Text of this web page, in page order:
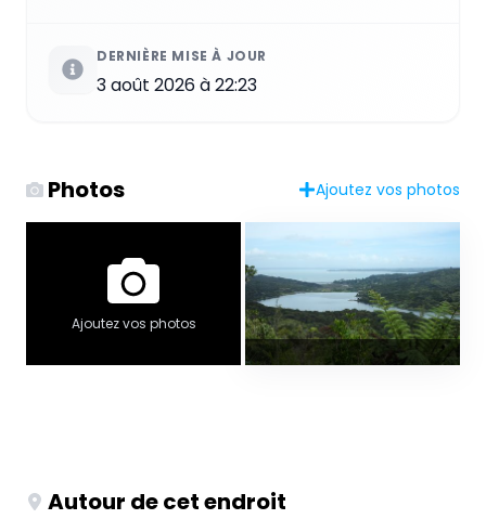
DERNIÈRE MISE À JOUR
3 août 2026 à 22:23
Photos Ajoutez vos photos
Ajoutez vos photos
Autour de cet endroit